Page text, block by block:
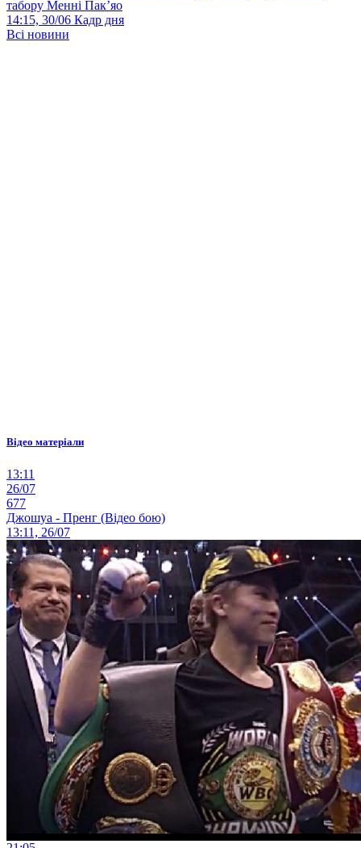
табору Менні Пак’яо
14:15, 30/06 Кадр дня
Всі новини
Відео матеріали
13:11
26/07
677
Джошуа - Пренг (Відео бою)
13:11, 26/07